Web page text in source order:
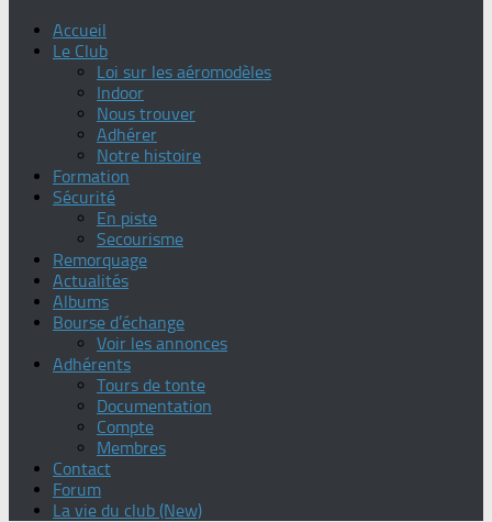
Accueil
Le Club
Loi sur les aéromodèles
Indoor
Nous trouver
Adhérer
Notre histoire
Formation
Sécurité
En piste
Secourisme
Remorquage
Actualités
Albums
Bourse d’échange
Voir les annonces
Adhérents
Tours de tonte
Documentation
Compte
Membres
Contact
Forum
La vie du club (New)